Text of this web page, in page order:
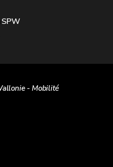
- Mobilité